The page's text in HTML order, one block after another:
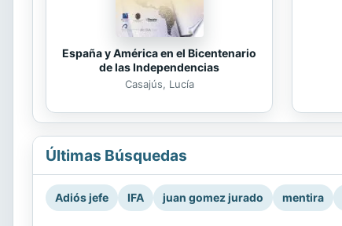
España y América en el Bicentenario
de las Independencias
Casajús, Lucía
Últimas Búsquedas
Adiós jefe IFA juan gomez jurado mentira